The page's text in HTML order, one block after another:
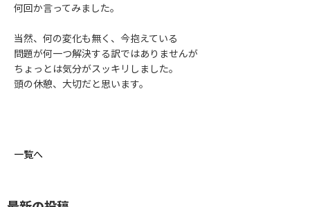
何回か言ってみました。
当然、何の変化も無く、今抱えている
問題が何一つ解決する訳ではありませんが
ちょっとは気分がスッキリしました。
頭の休憩、大切だと思います。
一覧へ